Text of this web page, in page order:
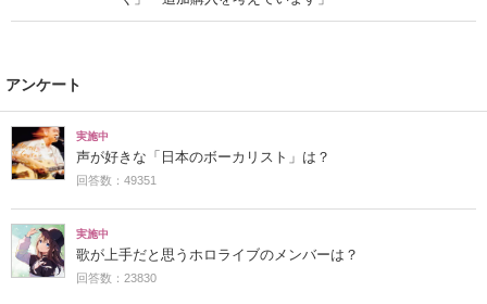
アンケート
実施中
声が好きな「日本のボーカリスト」は？
回答数：49351
実施中
歌が上手だと思うホロライブのメンバーは？
回答数：23830